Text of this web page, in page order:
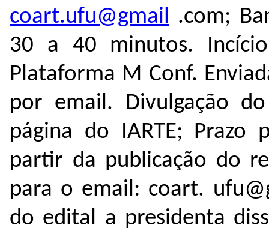
coart.ufu@gmail .com;
30 a 40 minutos.
Plataforma M Conf.
por email. Divulgação
página do IARTE; Prazo
partir da publicação do
para o email: coart.
do edital a presidenta